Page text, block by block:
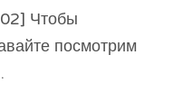
Чтобы
посмотрим